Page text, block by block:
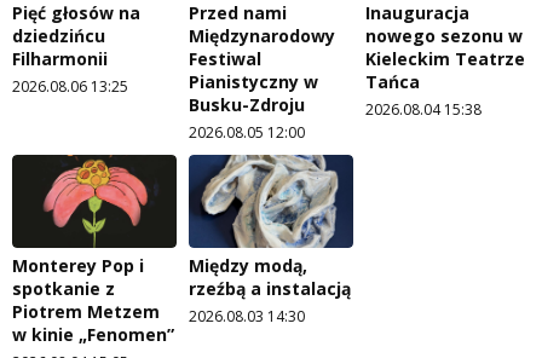
Pięć głosów na
dziedzińcu
Filharmonii
2026.08.06 13:25
Przed nami
Międzynarodowy
Festiwal
Pianistyczny w
Busku-Zdroju
2026.08.05 12:00
Inauguracja
nowego sezonu w
Kieleckim Teatrze
Tańca
2026.08.04 15:38
Monterey Pop i
spotkanie z
Piotrem Metzem
w kinie „Fenomen”
Między modą,
rzeźbą a instalacją
2026.08.03 14:30